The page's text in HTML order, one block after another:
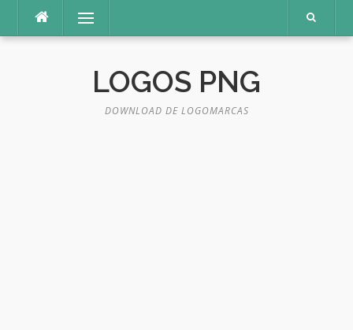
o
Menu
LOGOS PNG
DOWNLOAD DE LOGOMARCAS